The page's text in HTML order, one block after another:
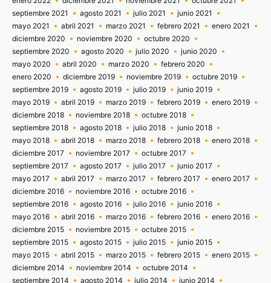
septiembre 2021
agosto 2021 julio 2021
junio 2021
mayo 2021
abril 2021 marzo 2021 febrero 2021
enero 2021
diciembre 2020
noviembre 2020
octubre 2020
septiembre 2020
agosto 2020 julio 2020
junio 2020
mayo 2020
abril 2020 marzo 2020
febrero 2020
enero 2020
diciembre 2019 noviembre 2019
octubre 2019
septiembre 2019
agosto 2019 julio 2019
junio 2019
mayo 2019
abril 2019 marzo 2019 febrero 2019
enero 2019
diciembre 2018
noviembre 2018
octubre 2018
septiembre 2018
agosto 2018 julio 2018
junio 2018
mayo 2018
abril 2018 marzo 2018 febrero 2018
enero 2018
diciembre 2017
noviembre 2017
octubre 2017
septiembre 2017
agosto 2017 julio 2017
junio 2017
mayo 2017
abril 2017 marzo 2017 febrero 2017
enero 2017
diciembre 2016
noviembre 2016
octubre 2016
septiembre 2016
agosto 2016 julio 2016
junio 2016
mayo 2016
abril 2016 marzo 2016 febrero 2016
enero 2016
diciembre 2015
noviembre 2015
octubre 2015
septiembre 2015
agosto 2015 julio 2015
junio 2015
mayo 2015
abril 2015 marzo 2015 febrero 2015
enero 2015
diciembre 2014
noviembre 2014
octubre 2014
septiembre 2014
agosto 2014 julio 2014 junio 2014